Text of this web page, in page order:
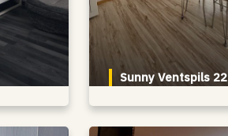
Sunny Ventspils 22